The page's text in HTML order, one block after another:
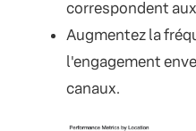
correspondent
Augmentez la
l'engagement
canaux.